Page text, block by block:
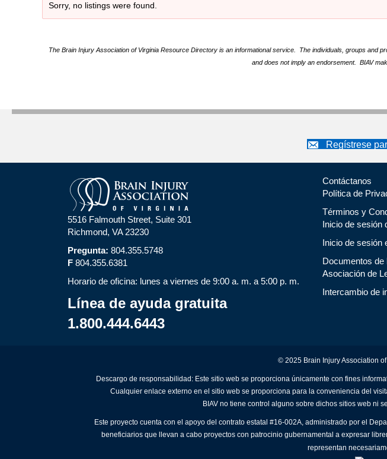
Sorry, no listings were found.
The Brain Injury Association of Virginia Resource Directory is an informational service. The individuals, groups and
and does not imply an endorsement. BIAV
Regístrese
5516 Falmouth Street, Suite 301
Richmond, VA 23230
Pregunta: 804.355.5748
F 804.355.6381
Horario de oficina: lunes a viernes de 9:00 a. m. a 5:00 p. m.
Línea de ayuda gratuita
1.800.444.6443
Contáctanos
Política de
Términos y
Inicio de sesión
Inicio de sesión
Documentos de
Asociación de
Intercambio de
© 2025 Brain Injury Association
Descargo de responsabilidad: Este sitio web se proporciona únicamente con fines
Cualquier enlace externo en el sitio web se proporciona para la conveniencia del
BIAV no tiene control alguno sobre dichos sitios web ni
Este proyecto cuenta con el apoyo del contrato estatal #16-002A, administrado por el
beneficiarios que llevan a cabo proyectos con patrocinio gubernamental a expresar
representan